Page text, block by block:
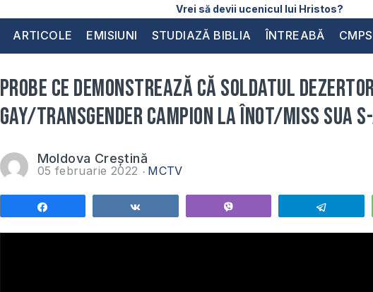
Vrei să devii ucenicul lui Hristos?
ARTICOLE EMISIUNI STUDIAZĂ BIBLIA ÎNTREABĂ
Probe ce demonstrează că soldatul
gay/Transgender campion la înot/Miss SUA
Moldova Creștină
05 februarie 2022 MCTV